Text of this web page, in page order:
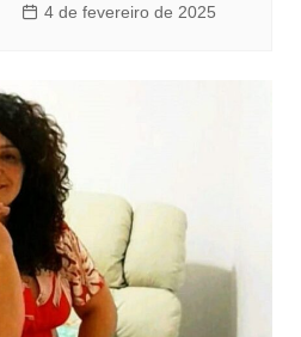
4 de fevereiro de 2025